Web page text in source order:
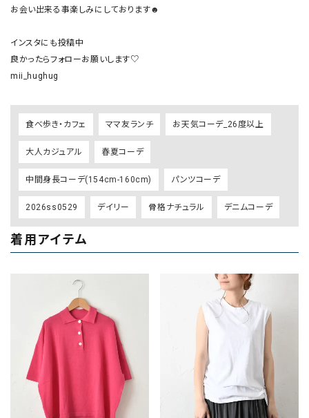
お会い出来る事楽しみにしております☻
インスタにも投稿中
良かったらフォローお願いします♡
mii_hughug
食べ歩き・カフェ ママ友ランチ お天気コーデ_26度以上
大人カジュアル 春夏コーデ
中間身長コーデ(154cm-160cm) パンツコーデ
2026ss0529 デイリー 骨格ナチュラル デニムコーデ
着用アイテム